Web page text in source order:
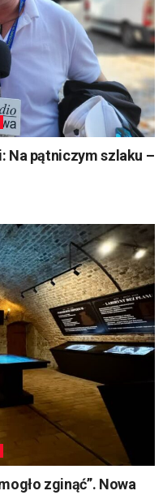
Na pątniczym szlaku –
zginąć”. Nowa